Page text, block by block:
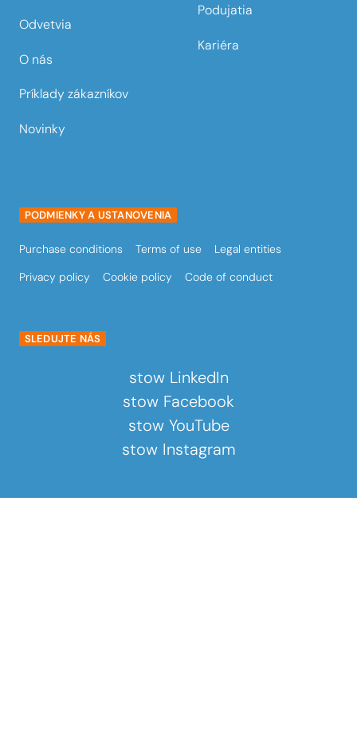
Odvetvia
O nás
Príklady zákazníkov
Novinky
Podujatia
Kariéra
PODMIENKY A USTANOVENIA
Purchase conditions Terms of use
Legal entities
Privacy policy
Cookie policy Code of conduct
SLEDUJTE NÁS
stow LinkedIn
stow Facebook
stow YouTube
stow Instagram